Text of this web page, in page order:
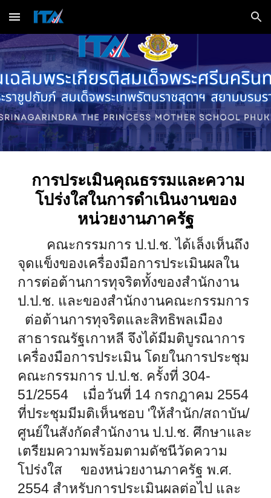
Skip to main content Skip to navigation
การประเมินคุณธรรมและความ
โปร่งใสในการดำเนินงานของ
หน่วยงานภาครัฐ
คณะกรรมการ ป.ป.ช. ได้เล็งเห็นถึง
จุดแข็งของเครื่องมือการประเมินผลใน
การต่อต้านการทุจริตทั้งของสำนักงาน
ป.ป.ช. และของสำนักงานคณะกรรมการ
ต่อต้านการทุจริตและสิทธิพลเมือง
สาธารณรัฐเกาหลี จึงได้มีมติบูรณาการ
เครื่องมือการประเมิน โดยในการประชุม
คณะกรรมการ ป.ป.ช. ครั้งที่ 304-
51/2554 เมื่อวันที่ 14 กรกฎาคม 2554
ที่ประชุมมีมติเห็นชอบ 'ให้สำนัก/สถาบัน/
ศูนย์ในสังกัดสำนักงาน ป.ป.ช. ศึกษาและ
เตรียมความพร้อมตามดัชนีวัดความ
โปร่งใส ของหน่วยงานภาครัฐ พ.ศ.
2554 สำหรับการประเมินผลต่อไป และ